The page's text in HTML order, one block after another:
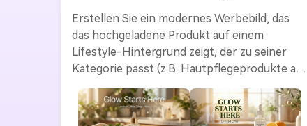
Erstellen Sie ein modernes Werbebild, das
das hochgeladene Produkt auf einem
Lifestyle-Hintergrund zeigt, der zu seiner
Kategorie passt (z.B. Hautpflegeprodukte auf
sonnigen Tisch). Fügen Sie realistische
Beleuchtung, Tiefe und lesbare